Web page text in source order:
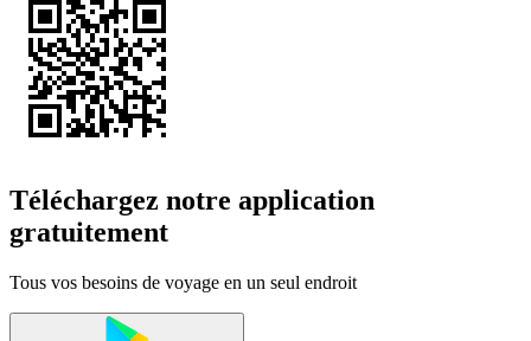
Téléchargez notre application
gratuitement
Tous vos besoins de voyage en un seul endroit